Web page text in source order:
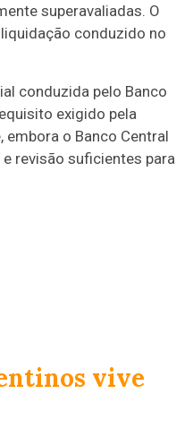
superavaliadas. O
conduzido no
conduzida pelo Banco
exigido pela
o Banco Central
revisão suficientes para
vive